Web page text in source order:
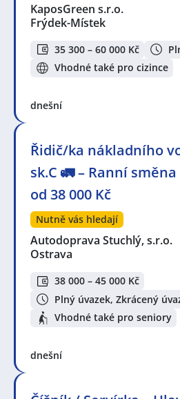
KaposGreen s.r.o.
Frýdek-Místek
35 300 – 60 000 Kč
Vhodné také pro cizince
dnešní
Řidič/ka nákladního
sk.C 🚛 – Ranní
od 38 000 Kč
Nutně vás hledají
Autodoprava Stuchlý, s.r.o.
Ostrava
38 000 – 45 000 Kč
Plný úvazek, Zkrácený
Vhodné také pro seniory
dnešní